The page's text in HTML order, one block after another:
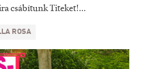
csábítunk Titeket!...
ROSA